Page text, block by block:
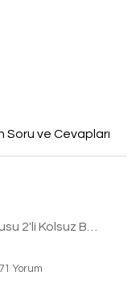
Soru ve Cevapları
Yorum